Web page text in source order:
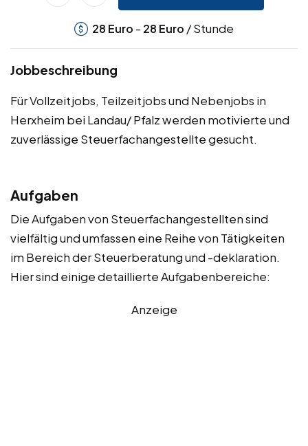
28 Euro - 28 Euro / Stunde
Jobbeschreibung
Für Vollzeitjobs, Teilzeitjobs und Nebenjobs in
Herxheim bei Landau/ Pfalz werden motivierte und
zuverlässige Steuerfachangestellte gesucht.
Aufgaben
Die Aufgaben von Steuerfachangestellten sind
vielfältig und umfassen eine Reihe von Tätigkeiten
im Bereich der Steuerberatung und -deklaration.
Hier sind einige detaillierte Aufgabenbereiche:
Anzeige